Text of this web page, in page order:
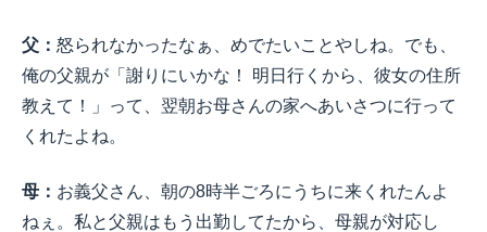
父： 怒られなかったなぁ、めでたいことやしね。でも、
俺の父親が「謝りにいかな！ 明日行くから、彼女の住所
教えて！」って、翌朝お母さんの家へあいさつに行って
くれたよね。
母： お義父さん、朝の8時半ごろにうちに来くれたんよ
ねぇ。私と父親はもう出勤してたから、母親が対応し